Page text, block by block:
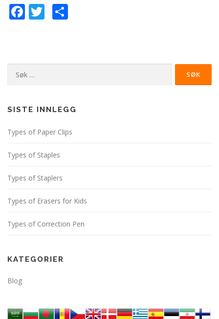
Facebook
Twitter
Søk
SISTE INNLEGG
Types of Paper Clips
Types of Staples
Types of Staplers
Types of Erasers for Kids
Types of Correction Pen
KATEGORIER
Blog